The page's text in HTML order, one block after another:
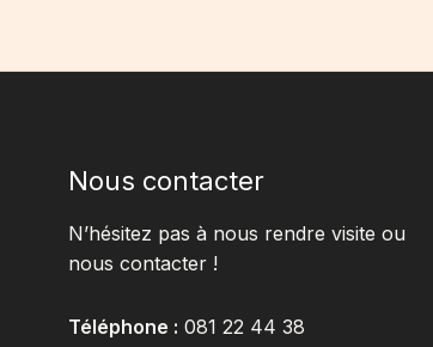
Nous contacter
N’hésitez pas à nous rendre visite ou
nous contacter !
Téléphone : 081 22 44 38